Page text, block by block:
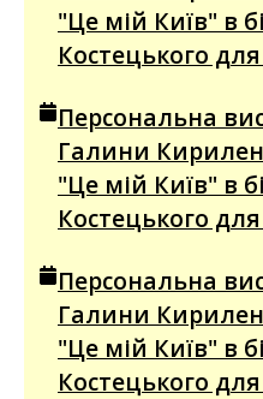
"Це мій Київ" в
Костецького
Персональна
Галини
"Це мій Київ" в
Костецького
Персональна
Галини
"Це мій Київ" в
Костецького